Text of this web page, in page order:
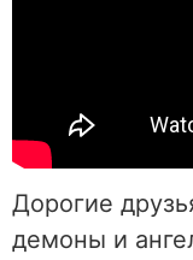
Дорогие
демоны и